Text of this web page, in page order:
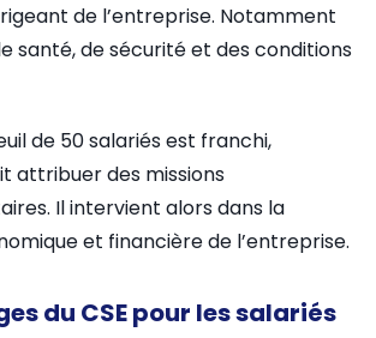
de l’entreprise. Notamment
santé, de sécurité et des conditions
de 50 salariés est franchi,
attribuer des missions
Il intervient alors dans la
et financière de l’entreprise.
du CSE pour les salariés